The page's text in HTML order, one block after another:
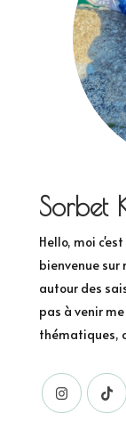
Sorbet
Hello, moi
bienvenue sur
autour des
pas à venir
thématiques,